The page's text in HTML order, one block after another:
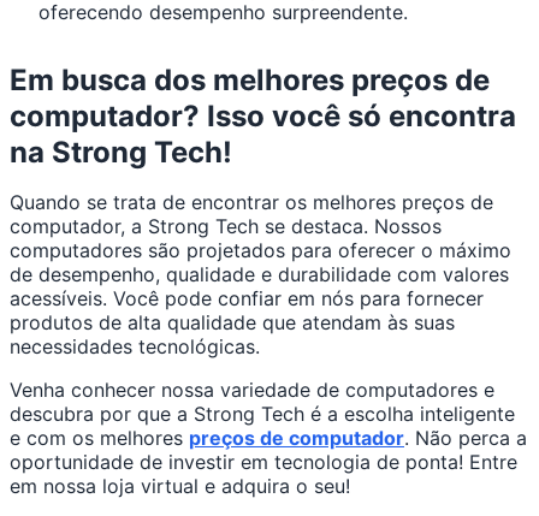
oferecendo desempenho surpreendente.
Em busca dos melhores preços de
computador? Isso você só encontra
na Strong Tech!
Quando se trata de encontrar os melhores preços de
computador, a Strong Tech se destaca. Nossos
computadores são projetados para oferecer o máximo
de desempenho, qualidade e durabilidade com valores
acessíveis. Você pode confiar em nós para fornecer
produtos de alta qualidade que atendam às suas
necessidades tecnológicas.
Venha conhecer nossa variedade de computadores e
descubra por que a Strong Tech é a escolha inteligente
e com os melhores preços de computador. Não perca a
oportunidade de investir em tecnologia de ponta! Entre
em nossa loja virtual e adquira o seu!